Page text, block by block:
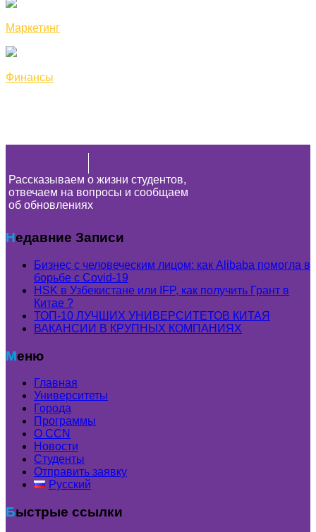
Маркетинг
Финансы
Рассказываем о жизни студентов,
отвечаем на вопросы и сообщаем
об обновлениях
Недавние Записи
Бизнес с человеческим лицом: как Alibaba помогла в
борьбе с Covid-19
HSK в Узбекистане или IFP, как получить Грант в
Китае ?
ТОП-10 ЛУЧШИХ УНИВЕРСИТЕТОВ КИТАЯ
ВАКАНСИИ В КРУПНЫХ КОМПАНИЯХ
Меню
Главная
Университеты
Города
Программы
О CCN
Новости
Студенты
Отправить заявку
Русский
Быстрые ссылки